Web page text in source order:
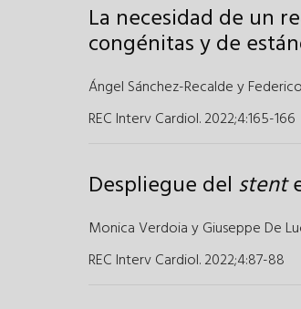
La necesidad de un
congénitas y de
Ángel Sánchez-Recaldey
REC Interv Cardiol. 2022;4:165-166
Despliegue del stent
Monica VerdoiayGiuseppe De
REC Interv Cardiol. 2022;4:87-88